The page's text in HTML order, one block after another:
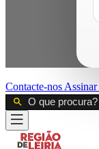
Contacte-nos Assinar